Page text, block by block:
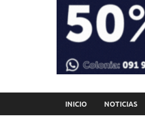
INICIO NOTICIAS